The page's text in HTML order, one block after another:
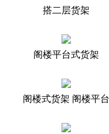
搭二层货架
阁楼平台式货架
阁楼式货架 阁楼平台